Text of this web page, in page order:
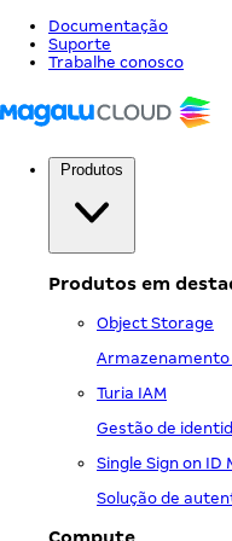
Documentação
Suporte
Trabalhe conosco
Produtos em
Object Storage
Turia IAM
Gestão de
Single Sign on ID
Solução de